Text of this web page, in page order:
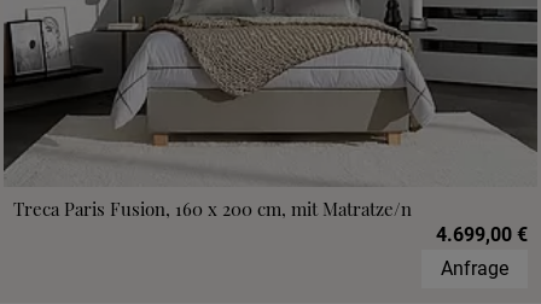
Treca Paris Fusion, 160 x 200 cm, mit Matratze/n
4.699,00 €
Anfrage